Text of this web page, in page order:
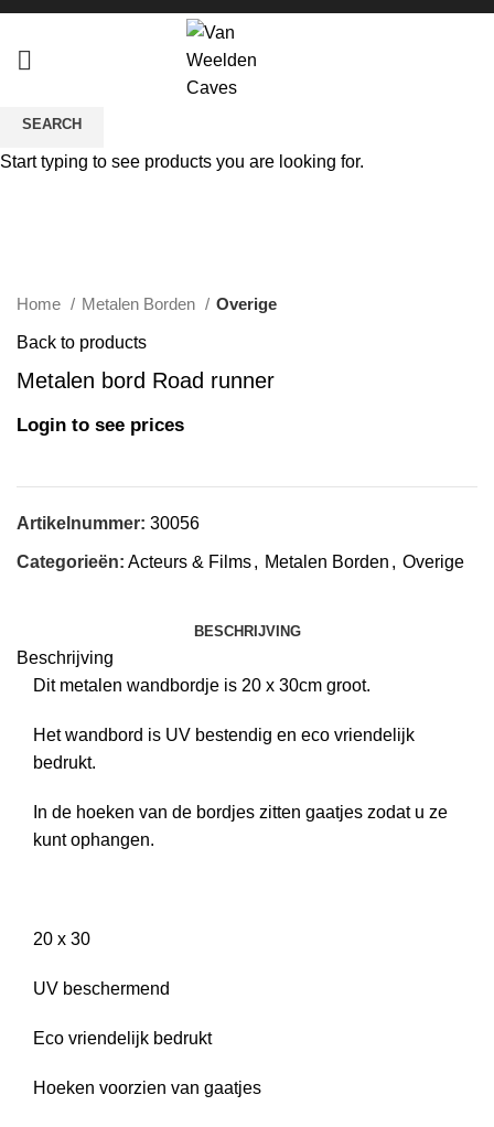
Home Metalen Borden Overige
Back to products
Metalen bord Road runner
Login to see prices
Artikelnummer: 30056
Categorieën: Acteurs & Films, Metalen Borden , Overige
BESCHRIJVING
Beschrijving
Dit metalen wandbordje is 20 x 30cm groot.
Het wandbord is UV bestendig en eco vriendelijk
bedrukt.
In de hoeken van de bordjes zitten gaatjes zodat u ze
kunt ophangen.
20 x 30
UV beschermend
Eco vriendelijk bedrukt
Hoeken voorzien van gaatjes
SEARCH
Start typing to see products you are looking for.